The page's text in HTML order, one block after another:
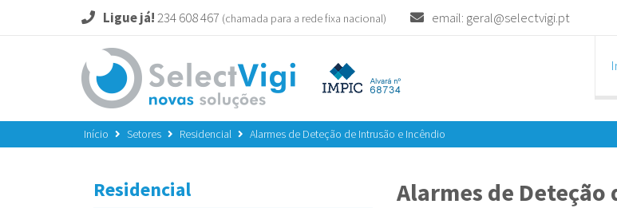
Ligue já!234 608 467 (chamada para a rede fixa nacional) email: geral@selectvigi.pt
Início Setores Residencial Alarmes de Deteção de Intrusão e Incêndio
Residencial Alarmes de